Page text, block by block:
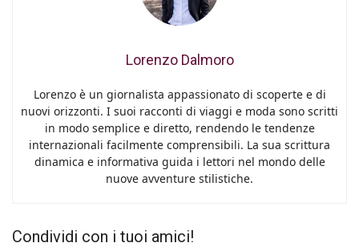
Lorenzo Dalmoro
Lorenzo è un giornalista appassionato di scoperte e di
nuovi orizzonti. I suoi racconti di viaggi e moda sono scritti
in modo semplice e diretto, rendendo le tendenze
internazionali facilmente comprensibili. La sua scrittura
dinamica e informativa guida i lettori nel mondo delle
nuove avventure stilistiche.
Condividi con i tuoi amici!